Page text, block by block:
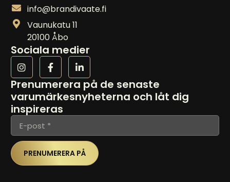
info@brandivaate.fi
Vaunukatu 11
20100 Åbo
Sociala medier
Prenumerera på de senaste
varumärkesnyheterna och låt dig
inspireras
PRENUMERERA PÅ